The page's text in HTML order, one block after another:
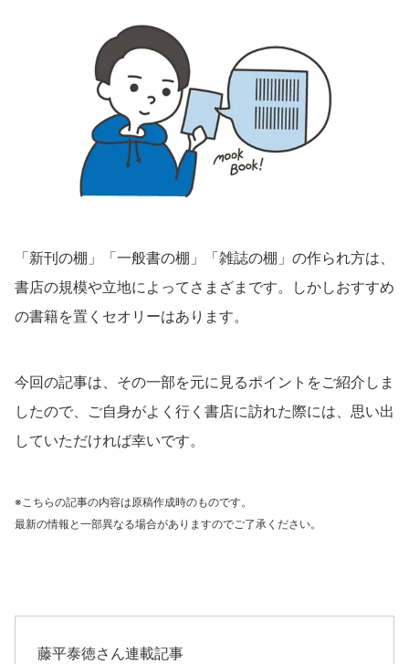
「新刊の棚」「一般書の棚」「雑誌の棚」の作られ方は、
書店の規模や立地によってさまざまです。しかしおすすめ
の書籍を置くセオリーはあります。
今回の記事は、その一部を元に見るポイントをご紹介しま
したので、ご自身がよく行く書店に訪れた際には、思い出
していただければ幸いです。
※こちらの記事の内容は原稿作成時のものです。
最新の情報と一部異なる場合がありますのでご了承ください。
藤平泰徳さん連載記事